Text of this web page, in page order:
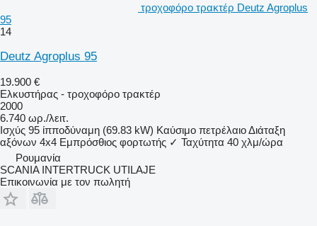
τροχοφόρο τρακτέρ Deutz Agroplus
95
14
Deutz Agroplus 95
19.900 €
Ελκυστήρας - τροχοφόρο τρακτέρ
2000
6.740 ωρ./λειτ.
Ισχύς 95 ίπποδύναμη (69.83 kW) Καύσιμο πετρέλαιοΔιάταξη
αξόνων 4x4 Εμπρόσθιος φορτωτής ✓ Ταχύτητα 40 χλμ/ώρα
Ρουμανία
SCANIA INTERTRUCK UTILAJE
Επικοινωνία με τον πωλητή